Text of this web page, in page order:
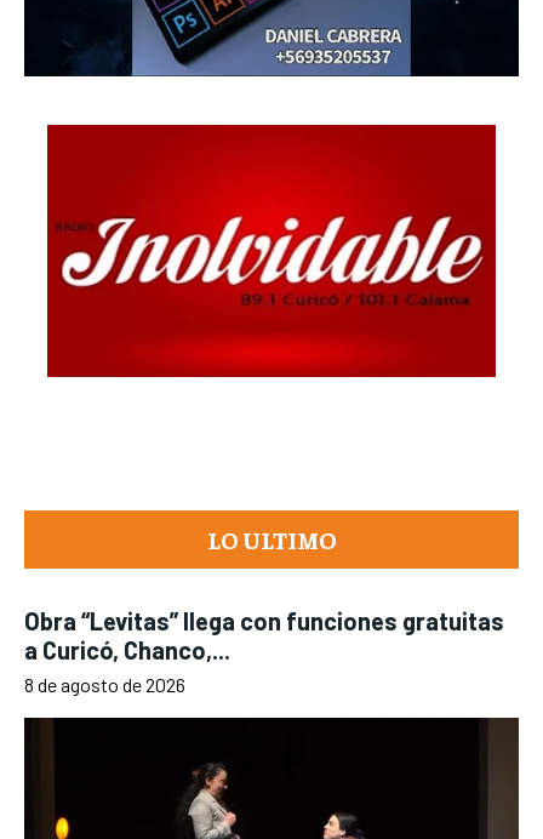
LO ULTIMO
Obra “Levitas” llega con funciones gratuitas
a Curicó, Chanco,...
8 de agosto de 2026